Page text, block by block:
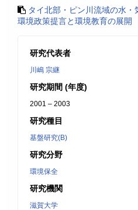
タイ北部・ピン川流域の水
環境政策提言と環境教育の展開
研究代表者
川嶋 宗継
研究期間 (年度)
2001 – 2003
研究種目
基盤研究(B)
研究分野
環境保全
研究機関
滋賀大学